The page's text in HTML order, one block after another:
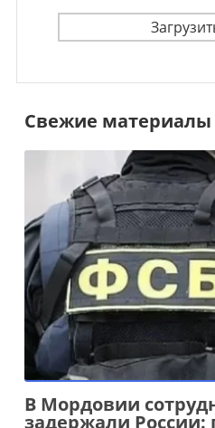
Свежие материалы
В Мордовии
задержали России: